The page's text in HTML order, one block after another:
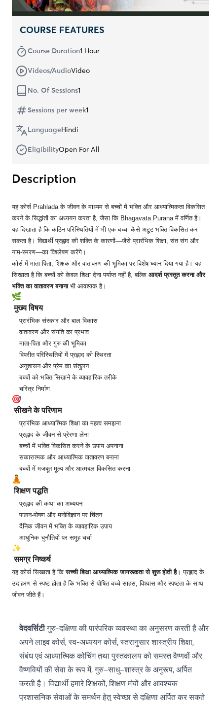
COURSE FEATURES
Course Duration1 Hour
Videos/AudioVideo
No. Of Sessions1
Sessions per week1
LanguageHindi
EligibilityOpen For All
Description
यह कोर्स Prahlada के जीवन के माध्यम से बच्चों में भक्ति और आध्यात्मिकता विकसित
करने के सिद्धांतों का अध्ययन करता है, जैसा कि Bhagavata Purana में वर्णित है।
यह दिखाता है कि कठिन परिस्थितियों में भी एक बच्चा कैसे अटूट भक्ति विकसित कर
सकता है। विद्यार्थी प्रह्लाद की शक्ति के कारणों—जैसे प्रारंभिक शिक्षा, संत संग और
नाम-स्मरण—का विश्लेषण करेंगे।
कोर्स में माता-पिता, शिक्षक और वातावरण की भूमिका पर विशेष ध्यान दिया गया है। यह
सिखाता है कि बच्चों को केवल शिक्षा देना पर्याप्त नहीं है, बल्कि आदर्श प्रस्तुत करना और
भक्ति का वातावरण बनाना भी आवश्यक है।
मुख्य विषय
प्रारंभिक संस्कार और बाल विकास
वातावरण और संगति का प्रभाव
माता-पिता और गुरु की भूमिका
विपरीत परिस्थितियों में प्रह्लाद की स्थिरता
अनुशासन और प्रेम का संतुलन
बच्चों को भक्ति सिखाने के व्यावहारिक तरीके
चरित्र निर्माण
सीखने के परिणाम
प्रारंभिक आध्यात्मिक शिक्षा का महत्व समझना
प्रह्लाद के जीवन से प्रेरणा लेना
बच्चों में भक्ति विकसित करने के उपाय अपनाना
सकारात्मक और आध्यात्मिक वातावरण बनाना
बच्चों में मजबूत मूल्य और आत्मबल विकसित करना
शिक्षण पद्धति
प्रह्लाद की कथा का अध्ययन
पालन-पोषण और मनोविज्ञान पर चिंतन
दैनिक जीवन में भक्ति के व्यावहारिक उपाय
आधुनिक चुनौतियों पर समूह चर्चा
समग्र निष्कर्ष
यह कोर्स सिखाता है कि सच्ची शिक्षा आध्यात्मिक जागरूकता से शुरू होती है। प्रह्लाद के
उदाहरण से स्पष्ट होता है कि भक्ति से पोषित बच्चे साहस, विश्वास और स्पष्टता के साथ
जीवन जीते हैं।
वेदवर्सिटी गुरु-दक्षिणा की पारंपरिक व्यवस्था का अनुसरण करती है और
अपने लाइव कोर्स, स्व-अध्ययन कोर्स, स्तरानुसार शास्त्रीय शिक्षा,
संबंध एवं आध्यात्मिक कोचिंग तथा पुस्तकालय को समस्त वैष्णवों और
वैष्णवियों की सेवा के रूप में, गुरु–साधु–शास्त्र के अनुरूप, अर्पित
करती है। विद्यार्थी हमारे शिक्षकों, शिक्षण मंचों और आवश्यक
प्रशासनिक सेवाओं के समर्थन हेतु स्वेच्छा से दक्षिणा अर्पित कर सकते